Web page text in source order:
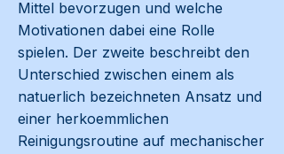
Mittel bevorzugen und welche
Motivationen dabei eine Rolle
spielen. Der zweite beschreibt den
Unterschied zwischen einem als
natuerlich bezeichneten Ansatz und
einer herkoemmlichen
Reinigungsroutine auf mechanischer